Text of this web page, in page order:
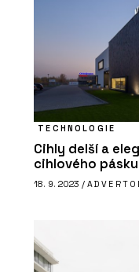
TECHNOLOGIE
Cihly delší a
cihlového
18. 9. 2023 /